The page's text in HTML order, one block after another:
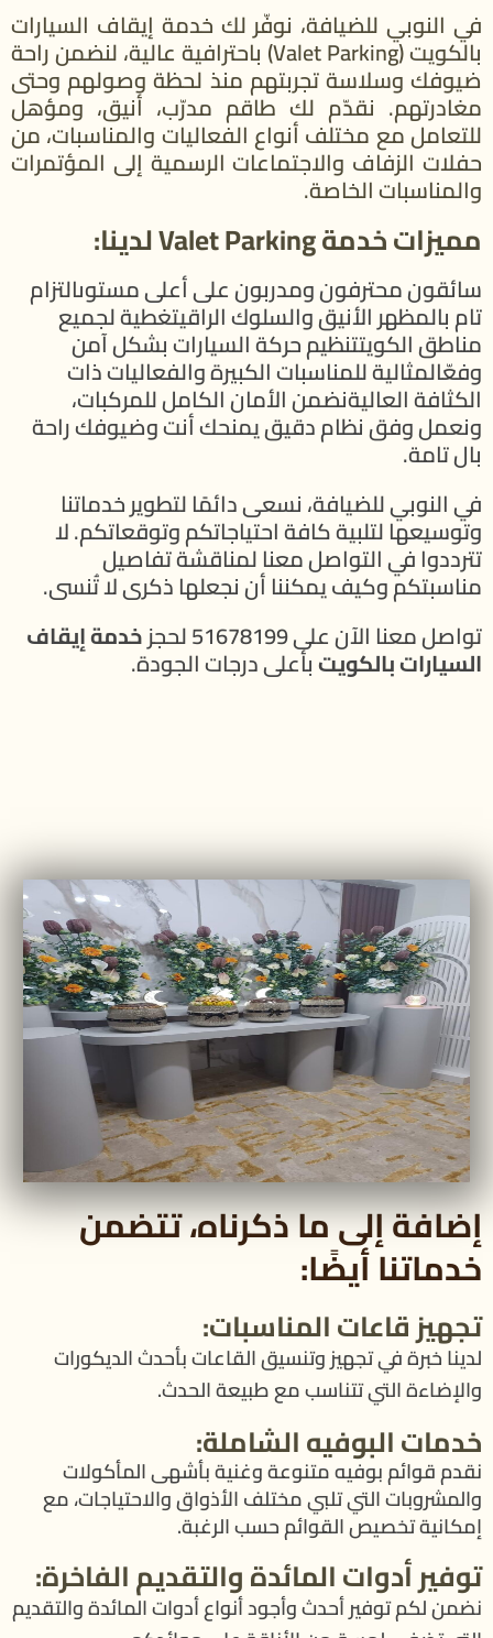
في النوبي للضيافة، نوفّر لك خدمة إيقاف السيارات
بالكويت (Valet Parking) باحترافية عالية، لنضمن راحة
ضيوفك وسلاسة تجربتهم منذ لحظة وصولهم وحتى
مغادرتهم. نقدّم لك طاقم مدرّب، أنيق، ومؤهل
للتعامل مع مختلف أنواع الفعاليات والمناسبات، من
حفلات الزفاف والاجتماعات الرسمية إلى المؤتمرات
والمناسبات الخاصة.
مميزات خدمة Valet Parking لدينا:
سائقون محترفون ومدربون على أعلى مستوىالتزام
تام بالمظهر الأنيق والسلوك الراقيتغطية لجميع
مناطق الكويتتنظيم حركة السيارات بشكل آمن
وفعّالمثالية للمناسبات الكبيرة والفعاليات ذات
الكثافة العاليةنضمن الأمان الكامل للمركبات،
ونعمل وفق نظام دقيق يمنحك أنت وضيوفك راحة
بال تامة.
في النوبي للضيافة، نسعى دائمًا لتطوير خدماتنا
وتوسيعها لتلبية كافة احتياجاتكم وتوقعاتكم. لا
تترددوا في التواصل معنا لمناقشة تفاصيل
مناسبتكم وكيف يمكننا أن نجعلها ذكرى لا تُنسى.
تواصل معنا الآن على 51678199 لحجز
خدمة إيقاف
السيارات بالكويتبأعلى درجات الجودة.
إضافة إلى ما ذكرناه، تتضمن
خدماتنا أيضًا:
تجهيز قاعات المناسبات:
لدينا خبرة في تجهيز وتنسيق القاعات بأحدث الديكورات
والإضاءة التي تتناسب مع طبيعة الحدث.
خدمات البوفيه الشاملة:
نقدم قوائم بوفيه متنوعة وغنية بأشهى المأكولات
والمشروبات التي تلبي مختلف الأذواق والاحتياجات، مع
إمكانية تخصيص القوائم حسب الرغبة.
توفير أدوات المائدة والتقديم الفاخرة:
نضمن لكم توفير أحدث وأجود أنواع أدوات المائدة والتقديم